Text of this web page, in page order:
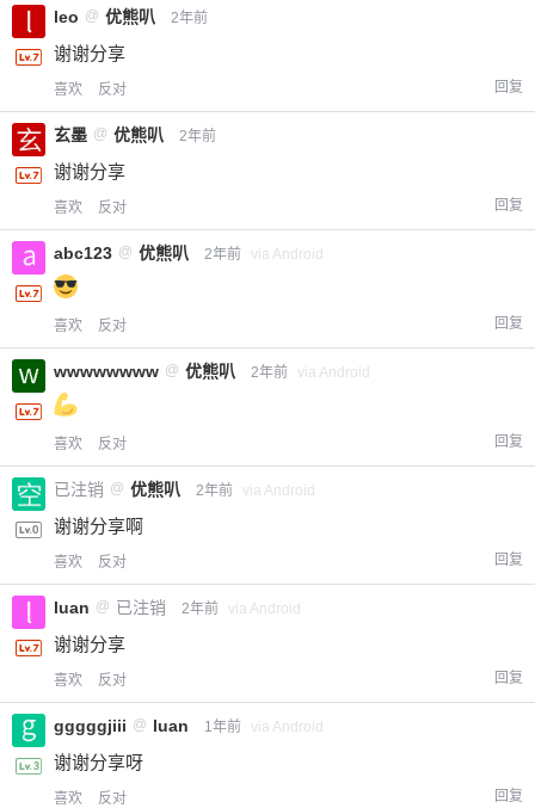
20 元 50 元
leo @ 优熊叭 2年前
谢谢分享
喜欢 反对 回复
玄墨 @ 优熊叭 2年前
谢谢分享
喜欢 反对 回复
abc123 @ 优熊叭 2年前 via Android
喜欢 反对 回复
wwwwwwww @ 优熊叭 2年前 via Android
喜欢 反对 回复
已注销 @ 优熊叭 2年前 via Android
谢谢分享啊
喜欢 反对 回复
luan @ 已注销 2年前 via Android
谢谢分享
喜欢 反对 回复
gggggjiii @ luan 1年前 via Android
谢谢分享呀
喜欢 反对 回复
您没有权限发布内容，请购买会员或者提升权
6位以上